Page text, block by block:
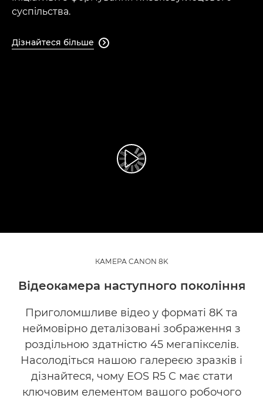
суспільства.
Дізнайтеся більше 
Відтворення відео
КАМЕРА CANON 8K
Відеокамера наступного покоління
Приголомшливе відео у форматі 8K та
неймовірно деталізовані зображення з
роздільною здатністю 45 мегапікселів.
Насолодіться нашою галереєю зразків і
дізнайтеся, чому EOS R5 C має стати
ключовим елементом вашого робочого